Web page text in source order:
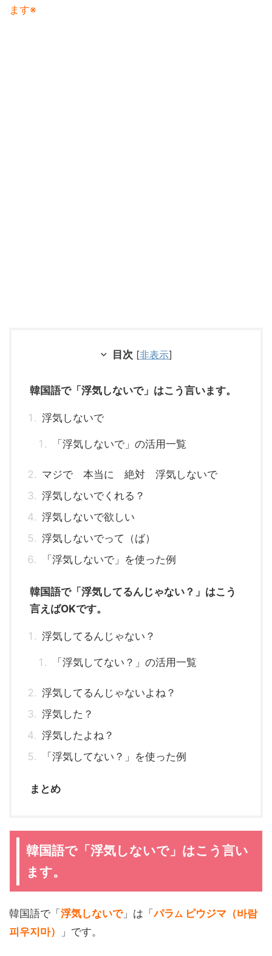
ます※
目次 [非表示]
韓国語で「浮気しないで」はこう言います。
浮気しないで
「浮気しないで」の活用一覧
マジで 本当に 絶対 浮気しないで
浮気しないでくれる？
浮気しないで欲しい
浮気しないでって（ば）
「浮気しないで」を使った例
韓国語で「浮気してるんじゃない？」はこう
言えばOKです。
浮気してるんじゃない？
「浮気してない？」の活用一覧
浮気してるんじゃないよね？
浮気した？
浮気したよね？
「浮気してない？」を使った例
まとめ
韓国語で「浮気しないで」はこう言い
ます。
韓国語で「 浮気しないで」は「パラム ピウジマ（바람
피우지마）
」です。